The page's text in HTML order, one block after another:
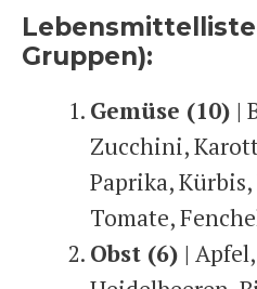
Gruppen):
Gemüse (10) |
Zucchini,
Paprika,
Tomate,
Obst (6) |